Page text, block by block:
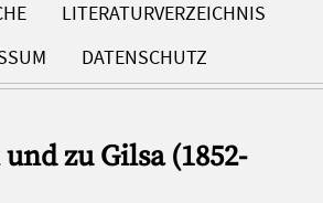
LITERATURVERZEICHNIS
DATENSCHUTZ
zu Gilsa (1852-